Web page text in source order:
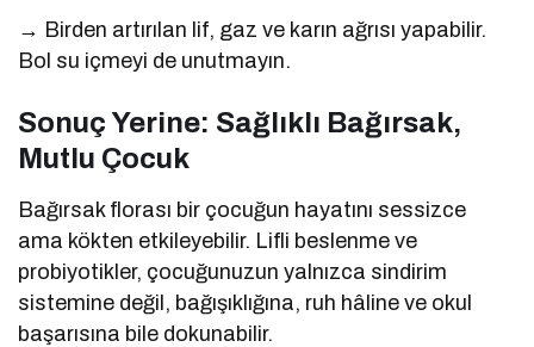
→ Birden artırılan lif, gaz ve karın ağrısı yapabilir.
Bol su içmeyi de unutmayın.
Sonuç Yerine: Sağlıklı Bağırsak,
Mutlu Çocuk
Bağırsak florası bir çocuğun hayatını sessizce
ama kökten etkileyebilir. Lifli beslenme ve
probiyotikler, çocuğunuzun yalnızca sindirim
sistemine değil, bağışıklığına, ruh hâline ve okul
başarısına bile dokunabilir.